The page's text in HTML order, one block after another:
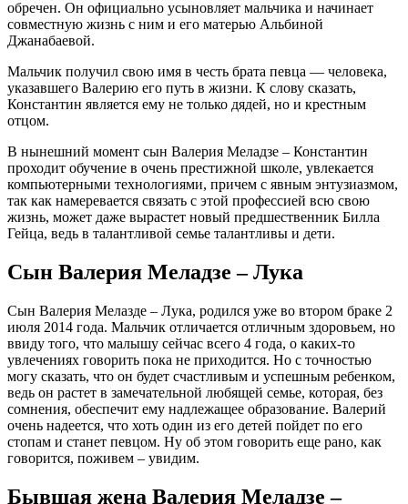
обречен. Он официально усыновляет мальчика и начинает
совместную жизнь с ним и его матерью Альбиной
Джанабаевой.
Мальчик получил свою имя в честь брата певца — человека,
указавшего Валерию его путь в жизни. К слову сказать,
Константин является ему не только дядей, но и крестным
отцом.
В нынешний момент сын Валерия Меладзе – Константин
проходит обучение в очень престижной школе, увлекается
компьютерными технологиями, причем с явным энтузиазмом,
так как намеревается связать с этой профессией всю свою
жизнь, может даже вырастет новый предшественник Билла
Гейца, ведь в талантливой семье талантливы и дети.
Сын Валерия Меладзе – Лука
Сын Валерия Мелазде – Лука, родился уже во втором браке 2
июля 2014 года. Мальчик отличается отличным здоровьем, но
ввиду того, что малышу сейчас всего 4 года, о каких-то
увлечениях говорить пока не приходится. Но с точностью
могу сказать, что он будет счастливым и успешным ребенком,
ведь он растет в замечательной любящей семье, которая, без
сомнения, обеспечит ему надлежащее образование. Валерий
очень надеется, что хоть один из его детей пойдет по его
стопам и станет певцом. Ну об этом говорить еще рано, как
говорится, поживем – увидим.
Бывшая жена Валерия Меладзе –